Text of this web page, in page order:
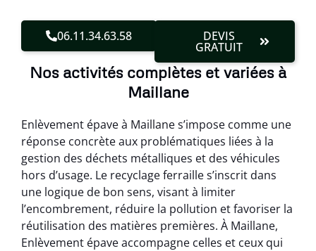
06.11.34.63.58 DEVIS
GRATUIT
Nos activités complètes et variées à
Maillane
Enlèvement épave à Maillane s’impose comme une
réponse concrète aux problématiques liées à la
gestion des déchets métalliques et des véhicules
hors d’usage. Le recyclage ferraille s’inscrit dans
une logique de bon sens, visant à limiter
l’encombrement, réduire la pollution et favoriser la
réutilisation des matières premières. À Maillane,
Enlèvement épave accompagne celles et ceux qui